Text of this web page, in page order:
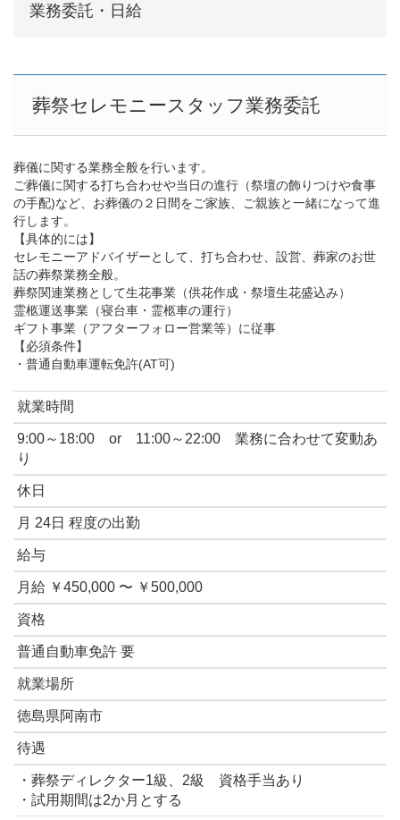
業務委託・日給
葬祭セレモニースタッフ業務委託
葬儀に関する業務全般を行います。
ご葬儀に関する打ち合わせや当日の進行（祭壇の飾りつけや食事
の手配)など、お葬儀の２日間をご家族、ご親族と一緒になって進
行します。
【具体的には】
セレモニーアドバイザーとして、打ち合わせ、設営、葬家のお世
話の葬祭業務全般。
葬祭関連業務として生花事業（供花作成・祭壇生花盛込み）
霊柩運送事業（寝台車・霊柩車の運行）
ギフト事業（アフターフォロー営業等）に従事
【必須条件】
・普通自動車運転免許(AT可)
就業時間
9:00～18:00 or 11:00～22:00 業務に合わせて変動あ
り
休日
月 24日 程度の出勤
給与
月給 ￥450,000 〜 ￥500,000
資格
普通自動車免許 要
就業場所
徳島県阿南市
待遇
・葬祭ディレクター1級、2級 資格手当あり
・試用期間は2か月とする